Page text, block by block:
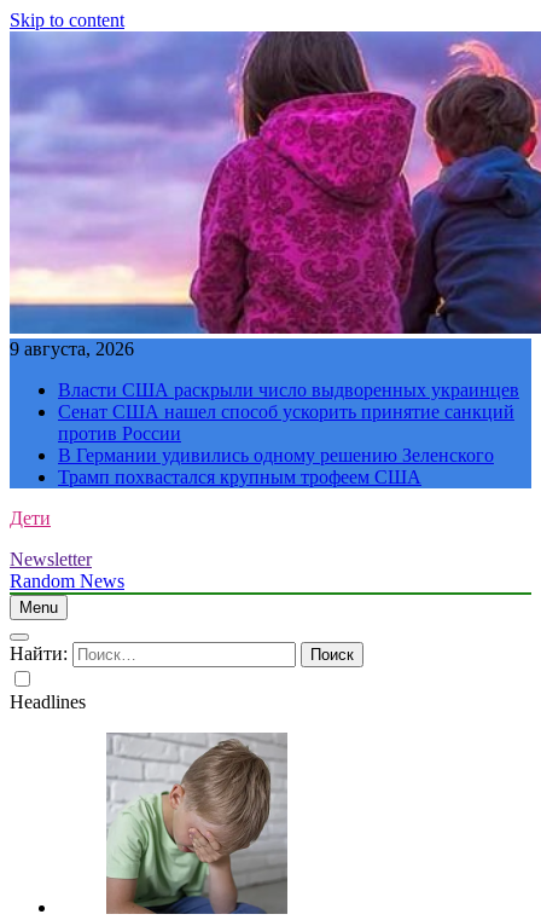
Skip to content
9 августа, 2026
Власти США раскрыли число выдворенных украинцев
Сенат США нашел способ ускорить принятие санкций
против России
В Германии удивились одному решению Зеленского
Трамп похвастался крупным трофеем США
Дети
Newsletter
Random News
Menu
Найти:
Headlines